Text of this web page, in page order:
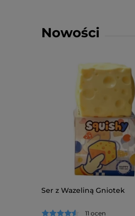
Nowości
Ser z Wazeliną Gniotek
11 ocen